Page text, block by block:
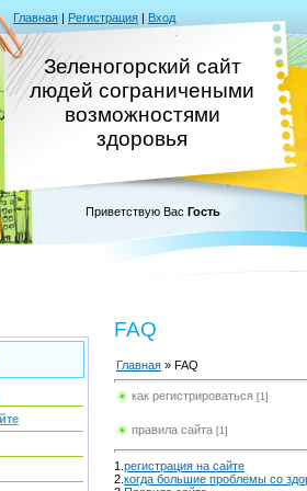
Главная | Регистрация | Вход
Зеленогорский сайт
людей сограничеными
возможностями
здоровья
Приветствую Вас Гость
FAQ
Главная » FAQ
как регистрироваться [1]
правила сайта [1]
1. регистрация на сайте
2. когда большие проблемы со